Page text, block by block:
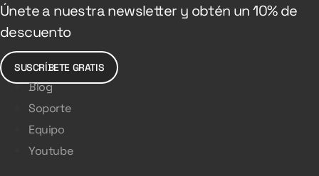
Únete a nuestra newsletter y obtén un 10% de
descuento
SUSCRÍBETE GRATIS
Blog
Soporte
Equipo
Youtube